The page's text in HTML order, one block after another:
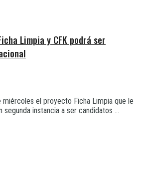
Limpia y CFK podrá ser
miércoles el proyecto Ficha Limpia que le
segunda instancia a ser candidatos ...